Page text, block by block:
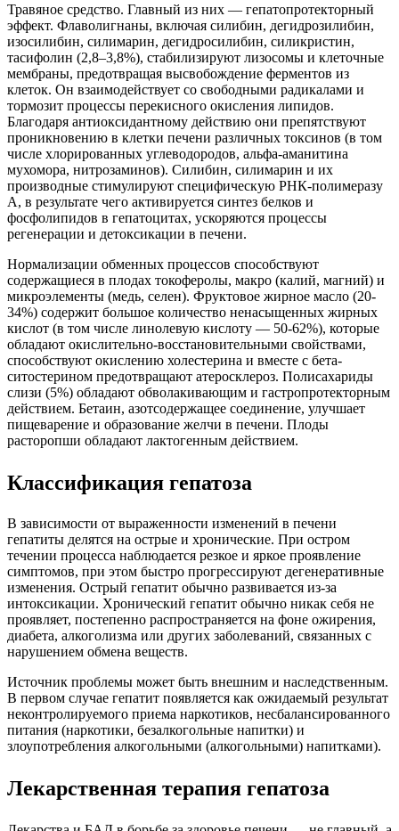
Травяное средство. Главный из них — гепатопротекторный
эффект. Флаволигнаны, включая силибин, дегидрозилибин,
изосилибин, силимарин, дегидросилибин, силикристин,
тасифолин (2,8–3,8%), стабилизируют лизосомы и клеточные
мембраны, предотвращая высвобождение ферментов из
клеток. Он взаимодействует со свободными радикалами и
тормозит процессы перекисного окисления липидов.
Благодаря антиоксидантному действию они препятствуют
проникновению в клетки печени различных токсинов (в том
числе хлорированных углеводородов, альфа-аманитина
мухомора, нитрозаминов). Силибин, силимарин и их
производные стимулируют специфическую РНК-полимеразу
А, в результате чего активируется синтез белков и
фосфолипидов в гепатоцитах, ускоряются процессы
регенерации и детоксикации в печени.
Нормализации обменных процессов способствуют
содержащиеся в плодах токоферолы, макро (калий, магний) и
микроэлементы (медь, селен). Фруктовое жирное масло (20-
34%) содержит большое количество ненасыщенных жирных
кислот (в том числе линолевую кислоту — 50-62%), которые
обладают окислительно-восстановительными свойствами,
способствуют окислению холестерина и вместе с бета-
ситостерином предотвращают атеросклероз. Полисахариды
слизи (5%) обладают обволакивающим и гастропротекторным
действием. Бетаин, азотсодержащее соединение, улучшает
пищеварение и образование желчи в печени. Плоды
расторопши обладают лактогенным действием.
Классификация гепатоза
В зависимости от выраженности изменений в печени
гепатиты делятся на острые и хронические. При остром
течении процесса наблюдается резкое и яркое проявление
симптомов, при этом быстро прогрессируют дегенеративные
изменения. Острый гепатит обычно развивается из-за
интоксикации. Хронический гепатит обычно никак себя не
проявляет, постепенно распространяется на фоне ожирения,
диабета, алкоголизма или других заболеваний, связанных с
нарушением обмена веществ.
Источник проблемы может быть внешним и наследственным.
В первом случае гепатит появляется как ожидаемый результат
неконтролируемого приема наркотиков, несбалансированного
питания (наркотики, безалкогольные напитки) и
злоупотребления алкогольными (алкогольными) напитками).
Лекарственная терапия гепатоза